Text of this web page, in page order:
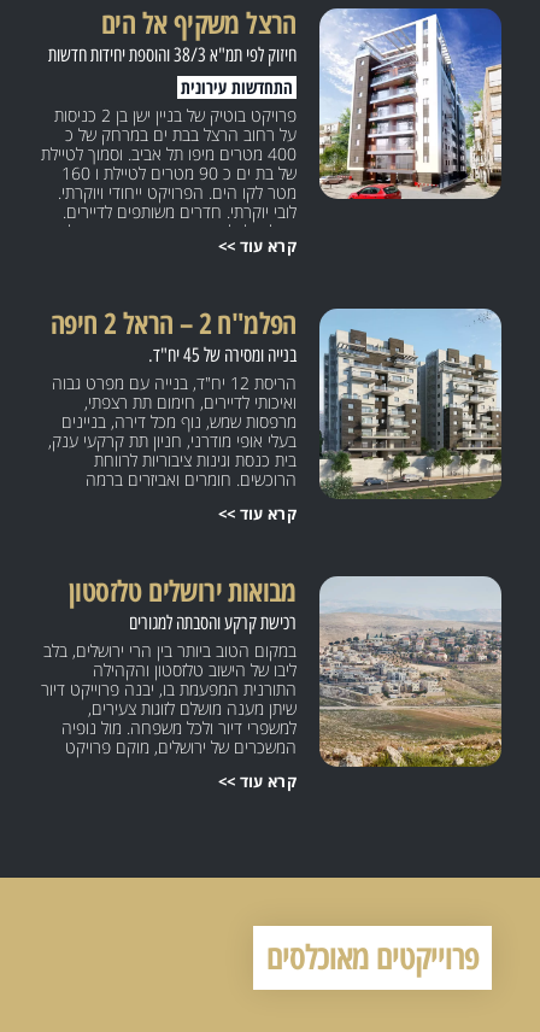
הרצל משקיף אל הים
חיזוק לפי תמ"א 38/3 והוספת יחידות חדשות
התחדשות עירונית
פרויקט בוטיק של בניין ישן בן 2 כניסות
על רחוב הרצל בבת ים במרחק של כ
400 מטרים מיפו תל אביב. וסמוך לטיילת
של בת ים כ 90 מטרים לטיילת ו 160
מטר לקו הים. הפרויקט ייחודי ויוקרתי.
לובי יוקרתי. חדרים משותפים לדיירים.
מעלית לכל כניסה. דירות מרווחות. ולרוב
הדירות נוף משגע אל הים.
קרא עוד >>
הפלמ"ח 2 – הראל 2 חיפה
בנייה ומסירה של 45 יח"ד.
הריסת 12 יח"ד, בנייה עם מפרט גבוה
ואיכותי לדיירים, חימום תת רצפתי,
מרפסות שמש, נוף מכל דירה, בניינים
בעלי אופי מודרני, חניון תת קרקעי ענק,
בית כנסת וגינות ציבוריות לרווחת
הרוכשים. חומרים ואביזרים ברמה
קרא עוד >>
מבואות ירושלים טלזסטון
רכישת קרקע והסבתה למגורים
במקום הטוב ביותר בין הרי ירושלים, בלב
ליבו של הישוב טלזסטון והקהילה
התורנית המפעמת בו, יבנה פרוייקט דיור
שיתן מענה מושלם לזוגות צעירים,
למשפרי דיור ולכל משפחה. מול נופיה
המשכרים של ירושלים, מוקם פרויקט
מגורים המציב דף חדש בתרבות הדיור
החרדית. הפרויקט כולל רכישת קרקע
ביותר על פני המפה, דיור ברמה גבוהה
קרא עוד >>
פרוייקטים מאוכלסים